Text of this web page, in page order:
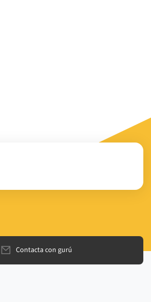
Contacta con gurú